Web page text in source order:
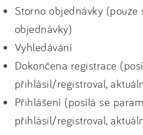
Storno objednávky
objednávky)
Vyhledávání
Dokončena registrace
přihlásil/registroval,
Přihlášení (posílá se
přihlásil/registroval,